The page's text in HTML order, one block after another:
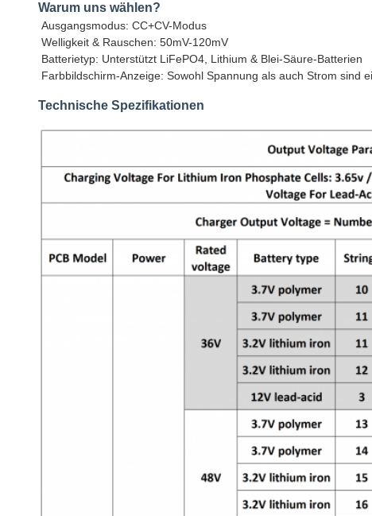
Warum uns wählen?
Ausgangsmodus: CC+CV-Modus
Welligkeit & Rauschen: 50mV-120mV
Batterietyp: Unterstützt LiFePO4, Lithium & Blei-Säure-Batterien
Farbbildschirm-Anzeige: Sowohl Spannung als auch Strom sind
Technische Spezifikationen